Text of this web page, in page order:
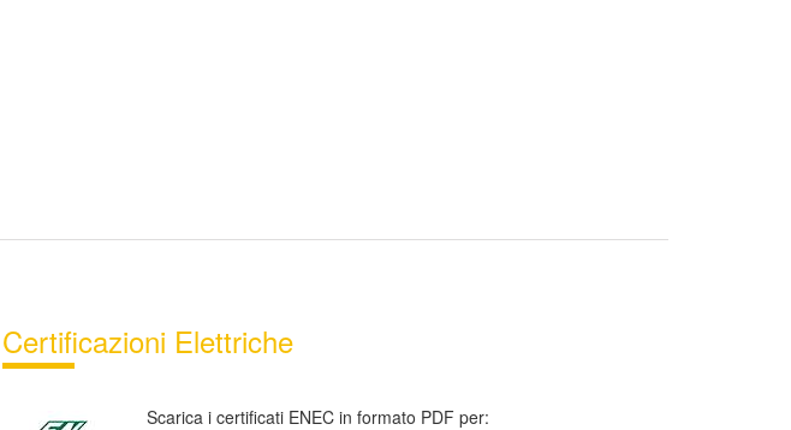
Certificazioni Elettriche
Scarica i certificati ENEC in formato PDF per: